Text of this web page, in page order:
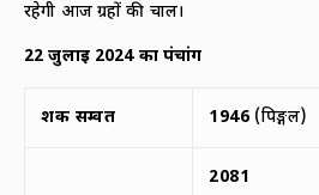
रहेगी आज ग्रहों की चाल।
22जुलाई 2024 का पंचांग
शक सम्वत 1946(पिङ्गल)
2081